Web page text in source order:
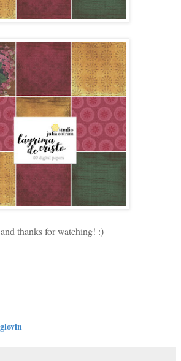
thanks for watching! :)